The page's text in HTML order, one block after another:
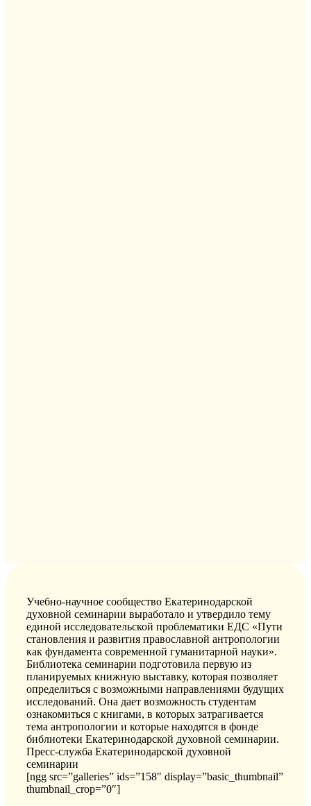
Учебно-научное сообщество Екатеринодарской
духовной семинарии выработало и утвердило тему
единой исследовательской проблематики ЕДС «Пути
становления и развития православной антропологии
как фундамента современной гуманитарной науки».
Библиотека семинарии подготовила первую из
планируемых книжную выставку, которая позволяет
определиться с возможными направлениями будущих
исследований. Она дает возможность студентам
ознакомиться с книгами, в которых затрагивается
тема антропологии и которые находятся в фонде
библиотеки Екатеринодарской духовной семинарии.
Пресс-служба Екатеринодарской духовной
семинарии
[ngg src=”galleries” ids=”158″ display=”basic_thumbnail”
thumbnail_crop=”0″]